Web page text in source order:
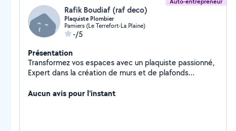
Rafik Boudiaf (raf deco)
Plaquiste Plombier
Pamiers (Le Terrefort-La Plaine)
-/5
Présentation
Transformez vos espaces avec un plaquiste passionné,
Expert dans la création de murs et de plafonds
Aucun avis pour l'instant